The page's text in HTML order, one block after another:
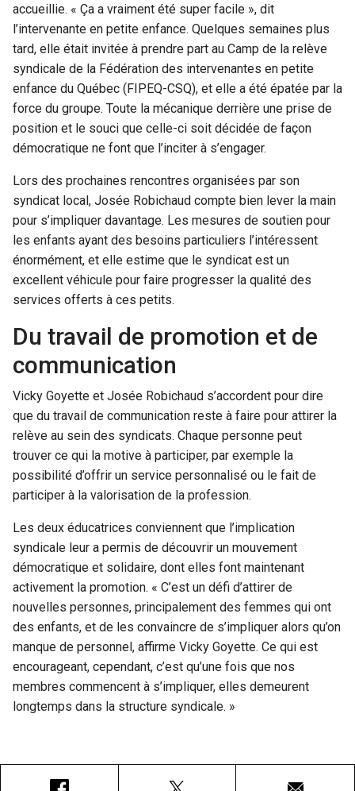
accueillie. « Ça a vraiment été super facile », dit
l’intervenante en petite enfance. Quelques semaines plus
tard, elle était invitée à prendre part au Camp de la relève
syndicale de la Fédération des intervenantes en petite
enfance du Québec (FIPEQ-CSQ), et elle a été épatée par la
force du groupe. Toute la mécanique derrière une prise de
position et le souci que celle-ci soit décidée de façon
démocratique ne font que l’inciter à s’engager.
Lors des prochaines rencontres organisées par son
syndicat local, Josée Robichaud compte bien lever la main
pour s’impliquer davantage. Les mesures de soutien pour
les enfants ayant des besoins particuliers l’intéressent
énormément, et elle estime que le syndicat est un
excellent véhicule pour faire progresser la qualité des
services offerts à ces petits.
Du travail de promotion et de
communication
Vicky Goyette et Josée Robichaud s’accordent pour dire
que du travail de communication reste à faire pour attirer la
relève au sein des syndicats. Chaque personne peut
trouver ce qui la motive à participer, par exemple la
possibilité d’offrir un service personnalisé ou le fait de
participer à la valorisation de la profession.
Les deux éducatrices conviennent que l’implication
syndicale leur a permis de découvrir un mouvement
démocratique et solidaire, dont elles font maintenant
activement la promotion. « C’est un défi d’attirer de
nouvelles personnes, principalement des femmes qui ont
des enfants, et de les convaincre de s’impliquer alors qu’on
manque de personnel, affirme Vicky Goyette. Ce qui est
encourageant, cependant, c’est qu’une fois que nos
membres commencent à s’impliquer, elles demeurent
longtemps dans la structure syndicale. »
Courriel